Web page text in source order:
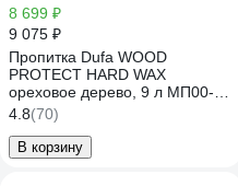
8 699 ₽
9 075 ₽
Пропитка Dufa WOOD
PROTECT HARD WAX
ореховое дерево, 9 л МП00-
010459
4.8(70)
В корзину